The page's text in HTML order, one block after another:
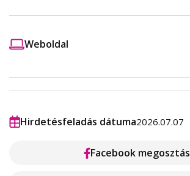
Weboldal
Hirdetésfeladás dátuma2026.07.07
Facebook megosztás